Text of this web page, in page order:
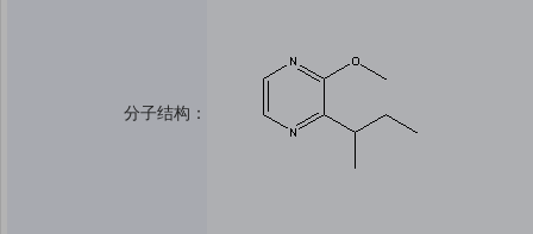
分子结构：